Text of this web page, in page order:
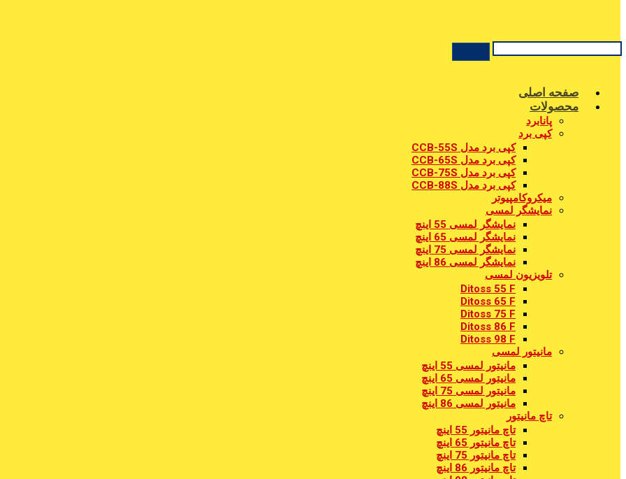
صفحه اصلی
محصولات
پانابرد
کپی برد
کپی برد مدل CCB-55S
کپی برد مدل CCB-65S
کپی برد مدل CCB-75S
کپی برد مدل CCB-88S
میکروکامپیوتر
نمایشگر لمسی
نمایشگر لمسی 55 اینچ
نمایشگر لمسی 65 اینچ
نمایشگر لمسی 75 اینچ
نمایشگر لمسی 86 اینچ
تلویزیون لمسی
Ditoss 55 F
Ditoss 65 F
Ditoss 75 F
Ditoss 86 F
Ditoss 98 F
مانیتور لمسی
مانیتور لمسی 55 اینچ
مانیتور لمسی 65 اینچ
مانیتور لمسی 75 اینچ
مانیتور لمسی 86 اینچ
تاچ مانیتور
تاچ مانیتور 55 اینچ
تاچ مانیتور 65 اینچ
تاچ مانیتور 75 اینچ
تاچ مانیتور 86 اینچ